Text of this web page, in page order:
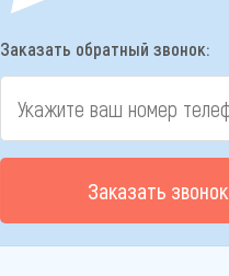
Заказать обратный звонок:
Заказать звонок